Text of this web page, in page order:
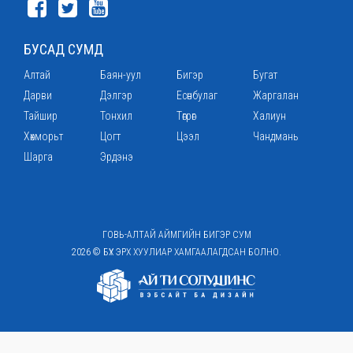
БУСАД СУМД
Алтай Баян-уул Бигэр
Бугат
Дарви
Дэлгэр Есөнбулаг
Жаргалан
Тайшир
Тонхил Төгрөг
Халиун
Хөхморьт
Цогт Цээл
Чандмань
Шарга
Эрдэнэ
ГОВЬ-АЛТАЙ АЙМГИЙН БИГЭР СУМ
2026 © БҮХ ЭРХ ХУУЛИАР ХАМГААЛАГДСАН БОЛНО.